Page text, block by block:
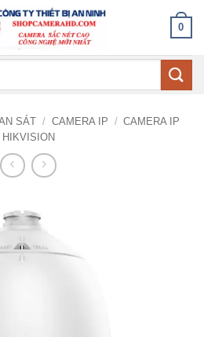
0
SÁT / CAMERA IP / CAMERA IP
HIKVISION